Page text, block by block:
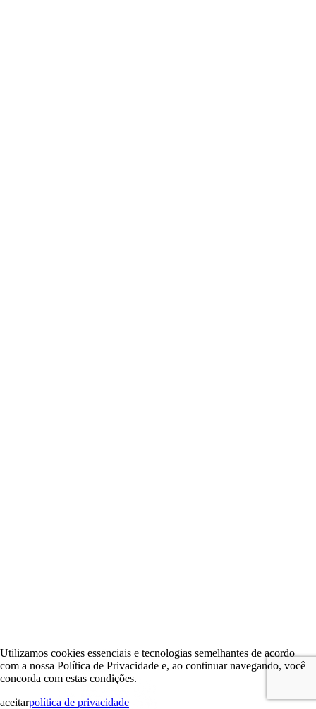
Utilizamos cookies essenciais e tecnologias semelhantes de acordo
com a nossa Política de Privacidade e, ao continuar navegando, você
concorda com estas condições.
aceitarpolítica de privacidade